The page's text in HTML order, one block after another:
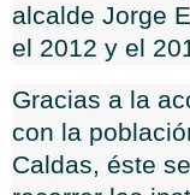
alcalde Jorge
el 2012 y el
Gracias a la
con la
Caldas, éste